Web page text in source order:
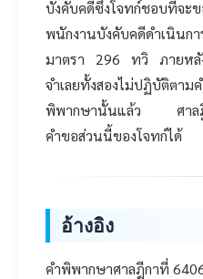
บังคับคดีซึ่งโจทก์ชอบที่จะข
พนักงานบังคับคดีดำเนิน
มาตรา 296 ทวิ ภายหลั
จำเลยทั้งสองไม่ปฏิบัติตาม
พิพากษานั้นแล้ว ศาลฎี
คำขอส่วนนี้ของโจทก์ได้
อ้างอิง
คำพิพากษาศาลฎีกาที่